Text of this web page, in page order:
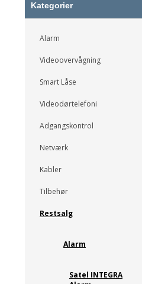
Kategorier
Alarm
Videoovervågning
Smart Låse
Videodørtelefoni
Adgangskontrol
Netværk
Kabler
Tilbehør
Restsalg
Alarm
Satel INTEGRA